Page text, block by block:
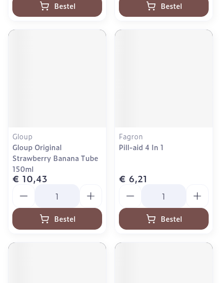
Bestel Bestel
Gloup
Gloup Original
Strawberry Banana Tube
150ml
€ 10,43
Bestel
Fagron
Pill-aid 4 In 1
€ 6,21
Bestel